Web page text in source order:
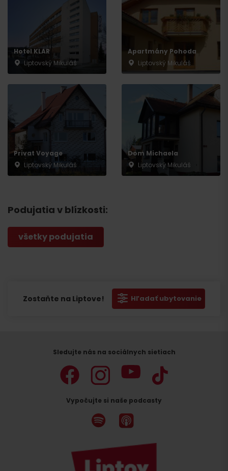
Hotel KLAR
Liptovský Mikuláš
Apartmány Pohoda
Liptovský Mikuláš
Privat Voyage
Liptovský Mikuláš
Dom Michaela
Liptovský Mikuláš
Podujatia v blízkosti:
všetky podujatia
Zostaňte na Liptove! Hľadať ubytovanie
Sledujte nás na sociálnych sietiach
Vypočujte si naše podcasty